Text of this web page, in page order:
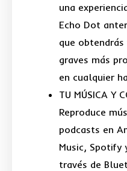
una
Echo Dot
que
graves más
en cualquier
TU MÚSICA Y
Reproduce
podcasts en
Music, Spotify
través de